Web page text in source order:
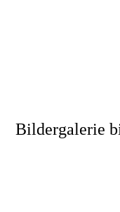
Bildergalerie